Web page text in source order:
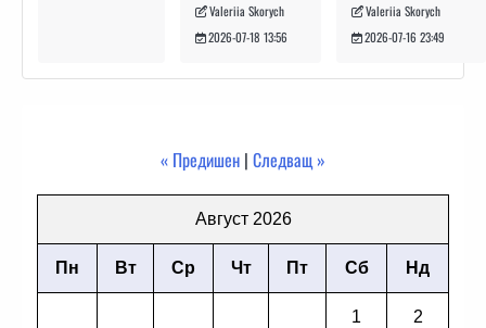
Valeriia Skorych
2026-07-18 13:56
Valeriia Skorych
2026-07-16 23:49
« Предишен | Следващ »
Август 2026
Пн Вт Ср Чт Пт Сб Нд
1 2